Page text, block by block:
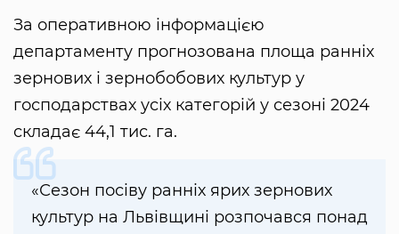
За оперативною інформацією
департаменту прогнозована площа ранніх
зернових і зернобобових культур у
господарствах усіх категорій у сезоні 2024
складає 44,1 тис. га.
«Сезон посіву ранніх ярих зернових
культур на Львівщині розпочався понад